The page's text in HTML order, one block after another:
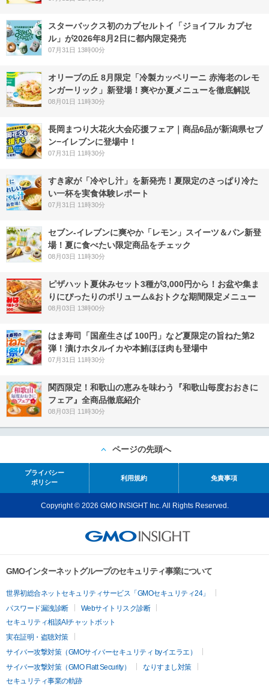
スターバックス初のカプセルトイ「ジョイフル カプセ
ル」が2026年8月2日に都内限定発売
07月31日 13時00分
オリーブの丘 8月限定「冷製カッペリーニ 赤海老のレモ
ンガーリック」新登場！爽やか夏メニューを徹底解説
08月01日 11時30分
長岡まつり大花火大会応援フェア｜商品6品が新潟県セブ
ン−イレブンに登場中！
07月31日 11時30分
すき家が「冷やし汁」を新発売！夏限定のさっぱり冷た
い一杯を実食体験レポート
07月31日 11時30分
セブン‐イレブンに爽やか「レモン」スイーツ＆パン新登
場！夏に食べたい限定商品をチェック
08月03日 11時30分
ピザハット夏休みセット3種が3,000円から！お盆や集ま
りにぴったりのボリューム&おトクな期間限定メニュー
08月03日 13時00分
はま寿司「国産生さば 100円」など夏限定の旨ねた第2
弾！漬けホタルイカや本鮪ほほ肉も登場中
07月31日 11時30分
関西限定！和歌山の恵みを味わう『和歌山毎度おおきに
フェア』全商品徹底紹介
08月03日 11時30分
ページの先頭へ
プライバシー
ポリシー
利用規約 免責事項
Copyright © 2026 GMO INSIGHT Inc. All Rights Reserved.
GMOインターネットグループのセキュリティ事業について
世界初総合ネットセキュリティサービス「GMOセキュリティ24」
パスワード漏洩診断
Webサイトリスク診断
セキュリティ相談AIチャットボット
実在証明・盗聴対策
サイバー攻撃対策（GMOサイバーセキュリティ byイエラエ）
サイバー攻撃対策（GMO Flatt Security）
なりすまし対策
セキュリティ事業の軌跡